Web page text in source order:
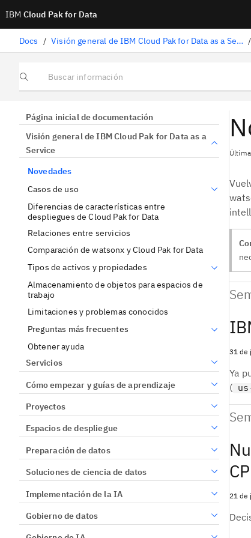
IBM Cloud Pak for Data
Docs / Visión general de IBM Cloud Pak for Data as a Service /
Buscar información
Página inicial de documentación
Visión general de IBM Cloud Pak for Data as a
Service
Novedades
Casos de uso
Diferencias de características entre
despliegues de Cloud Pak for Data
Relaciones entre servicios
Comparación de watsonx y Cloud Pak for Data
Tipos de activos y propiedades
Almacenamiento de objetos para espacios de
trabajo
Limitaciones y problemas conocidos
Preguntas más frecuentes
Obtener ayuda
Servicios
Cómo empezar y guías de aprendizaje
Proyectos
Espacios de despliegue
Preparación de datos
Soluciones de ciencia de datos
Implementación de la IA
Gobierno de datos
31 de
Ya
(
21 de